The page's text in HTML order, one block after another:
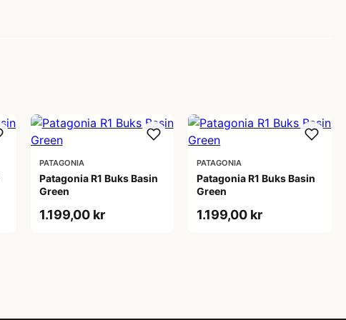
PATAGONIA
Patagonia R1 Buks Basin
Green
1.199,00 kr
PATAGONIA
Patagonia R1 Buks Basin
Green
1.199,00 kr